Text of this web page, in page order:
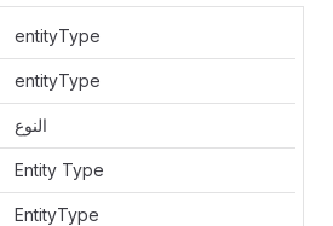
entityType
entityType
النوع
Entity Type
EntityType